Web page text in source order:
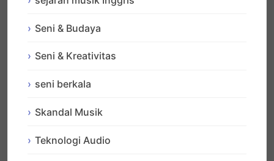
Seni & Budaya
Seni & Kreativitas
seni berkala
Skandal Musik
Teknologi Audio